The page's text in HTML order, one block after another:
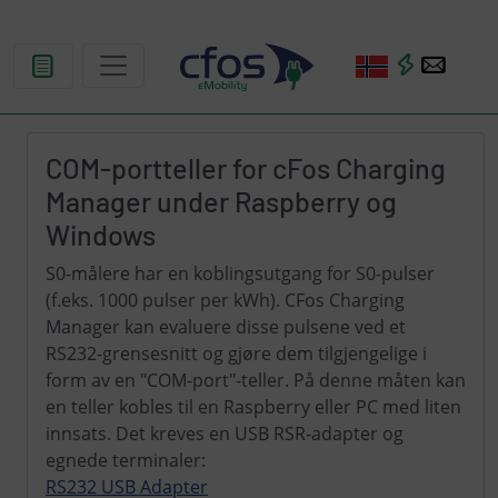
COM-portteller for cFos Charging
Manager under Raspberry og
Windows
S0-målere har en koblingsutgang for S0-pulser
(f.eks. 1000 pulser per kWh). CFos Charging
Manager kan evaluere disse pulsene ved et
RS232-grensesnitt og gjøre dem tilgjengelige i
form av en "COM-port"-teller. På denne måten kan
en teller kobles til en Raspberry eller PC med liten
innsats. Det kreves en USB RSR-adapter og
egnede terminaler:
RS232 USB Adapter